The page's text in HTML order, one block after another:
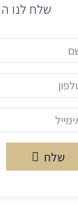
שלח לנו
שלח